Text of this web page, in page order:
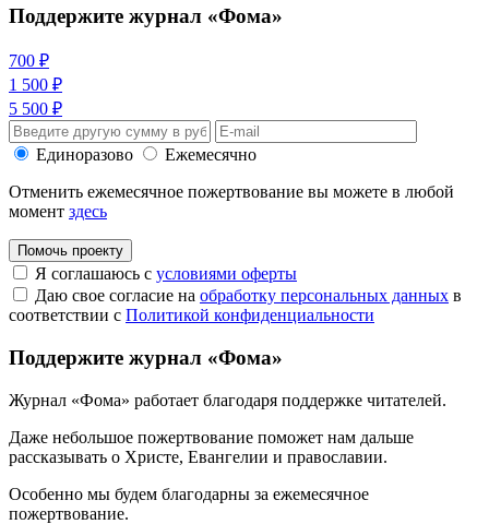
Поддержите журнал «Фома»
700 ₽
1 500 ₽
5 500 ₽
Единоразово
Ежемесячно
Отменить ежемесячное пожертвование вы можете в любой
момент здесь
Помочь проекту
Я соглашаюсь с условиями оферты
Даю свое согласие на обработку персональных данных в
соответствии с Политикой конфиденциальности
Поддержите журнал «Фома»
Журнал «Фома» работает благодаря поддержке читателей.
Даже небольшое пожертвование поможет нам дальше
рассказывать о Христе, Евангелии и православии.
Особенно мы будем благодарны за ежемесячное
пожертвование.